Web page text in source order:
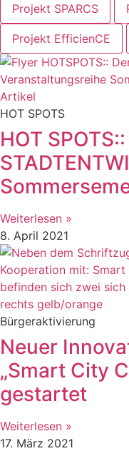
Projekt SPARCS
Projekt EfficienCE
HOT SPOTS
HOT SPOTS::
Weiterlesen »
8. April 2021
Bürgeraktivierung
Neuer
„Smart City
gestartet
Weiterlesen »
17. März 2021